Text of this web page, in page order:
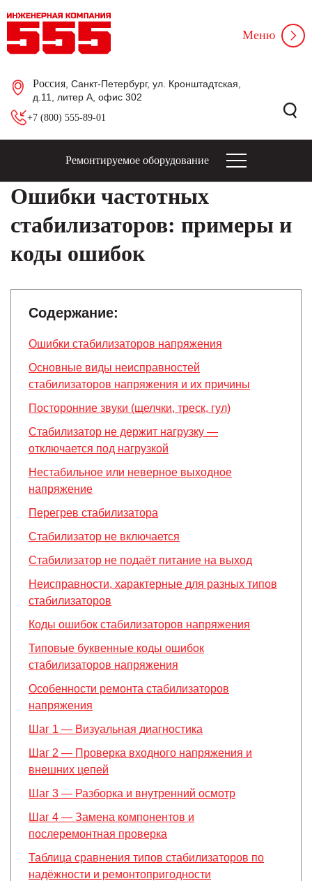
Россия , Санкт-Петербург, ул. Кронштадтская,
д.11, литер А, офис 302
+7 (800) 555-89-01
Меню
Ремонтируемое оборудование
Ошибки частотных
стабилизаторов: примеры и
коды ошибок
Содержание:
Ошибки стабилизаторов напряжения
Основные виды неисправностей
стабилизаторов напряжения и их причины
Посторонние звуки (щелчки, треск, гул)
Стабилизатор не держит нагрузку —
отключается под нагрузкой
Нестабильное или неверное выходное
напряжение
Перегрев стабилизатора
Стабилизатор не включается
Стабилизатор не подаёт питание на выход
Неисправности, характерные для разных типов
стабилизаторов
Коды ошибок стабилизаторов напряжения
Типовые буквенные коды ошибок
стабилизаторов напряжения
Особенности ремонта стабилизаторов
напряжения
Шаг 1 — Визуальная диагностика
Шаг 2 — Проверка входного напряжения и
внешних цепей
Шаг 3 — Разборка и внутренний осмотр
Шаг 4 — Замена компонентов и
послеремонтная проверка
Таблица сравнения типов стабилизаторов по
надёжности и ремонтопригодности